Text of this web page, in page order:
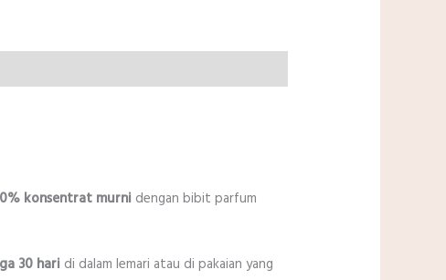
konsentrat murni dengan bibit parfum
30 hari di dalam lemari atau di pakaian yang